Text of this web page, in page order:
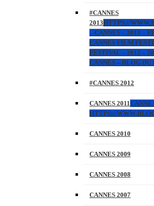
#CANNES
2013HTTPS://
– CANNES – 2013 –
CANNES FILM
FESTIVAL – 2012 –
CANNES – BLOG DU
#CANNES 2012
CANNES 2011
HTTPS://
CANNES 2010
CANNES 2009
CANNES 2008
CANNES 2007